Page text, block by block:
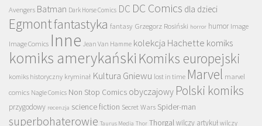
Avengers Batman Dark Horse Comics DC DC Comics dla dzieci
Egmontfantastyka fantasy Grzegorz Rosiński horror humor Image
Image Comics Inne Jean Van Hamme kolekcja Hachette komiks
komiks amerykański Komiks europejski
komiks historyczny kryminał Kultura Gniewu lost in time Marvel marvel
comics Nagle Comics Non Stop Comics obyczajowy Polski komiks
przygodowy recenzja science fiction Secret Wars Spider-man
superbohaterowie Taurus Media Thor Thorgalwilczy artykuł wilczy